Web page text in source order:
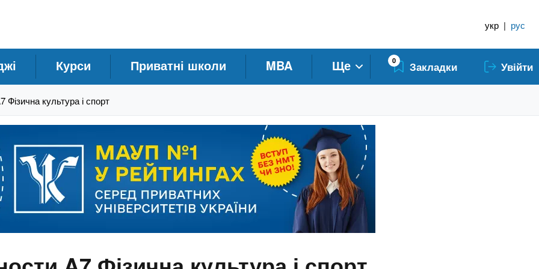
укр | рус
Курси Приватні школи MBA Ще 0 Закладки Увійти
культура і спорт